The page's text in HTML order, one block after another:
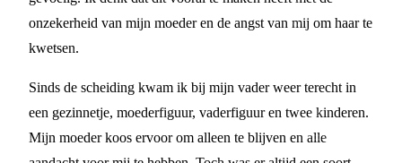
onzekerheid van mijn moeder en de angst van mij om haar te
kwetsen.
Sinds de scheiding kwam ik bij mijn vader weer terecht in
een gezinnetje, moederfiguur, vaderfiguur en twee kinderen.
Mijn moeder koos ervoor om alleen te blijven en alle